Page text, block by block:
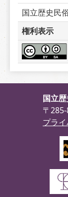
国立歴史民
権利表示
国立
〒
プラ